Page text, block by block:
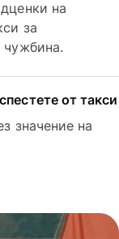
на
за
чужбина.
от такси
значение на